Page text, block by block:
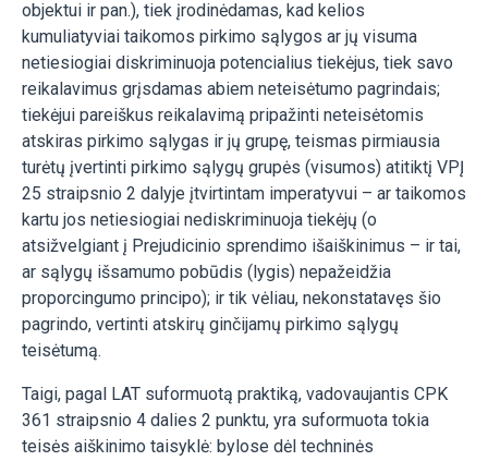
objektui ir pan.), tiek įrodinėdamas, kad kelios
kumuliatyviai taikomos pirkimo sąlygos ar jų visuma
netiesiogiai diskriminuoja potencialius tiekėjus, tiek savo
reikalavimus grįsdamas abiem neteisėtumo pagrindais;
tiekėjui pareiškus reikalavimą pripažinti neteisėtomis
atskiras pirkimo sąlygas ir jų grupę, teismas pirmiausia
turėtų įvertinti pirkimo sąlygų grupės (visumos) atitiktį VPĮ
25 straipsnio 2 dalyje įtvirtintam imperatyvui – ar taikomos
kartu jos netiesiogiai nediskriminuoja tiekėjų (o
atsižvelgiant į Prejudicinio sprendimo išaiškinimus – ir tai,
ar sąlygų išsamumo pobūdis (lygis) nepažeidžia
proporcingumo principo); ir tik vėliau, nekonstatavęs šio
pagrindo, vertinti atskirų ginčijamų pirkimo sąlygų
teisėtumą.
Taigi, pagal LAT suformuotą praktiką, vadovaujantis CPK
361 straipsnio 4 dalies 2 punktu, yra suformuota tokia
teisės aiškinimo taisyklė: bylose dėl techninės